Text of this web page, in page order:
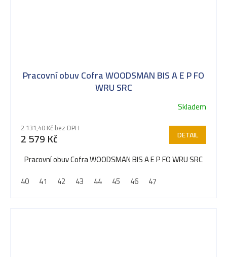
Pracovní obuv Cofra WOODSMAN BIS A E P FO
WRU SRC
produktu
je
5,0
5
Skladem
2 131,40 Kč bez DPH
2 579 Kč DETAIL
Pracovní obuv Cofra WOODSMAN BIS A E P FO WRU SRC
40
41 42 43 44 45 46 47